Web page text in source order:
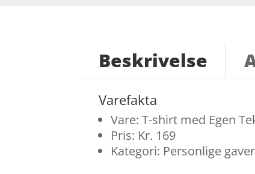
Beskrivelse
Varefakta
Vare: T-shirt med Egen
Pris: Kr. 169
Kategori: Personlige